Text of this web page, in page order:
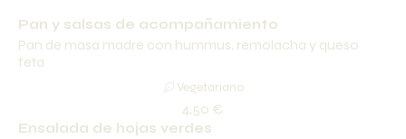
Pan y salsas de acompañamiento
Pan de masa madre con hummus, remolacha y queso
feta
4,50 €
Vegetariano
Ensalada de hojas verdes